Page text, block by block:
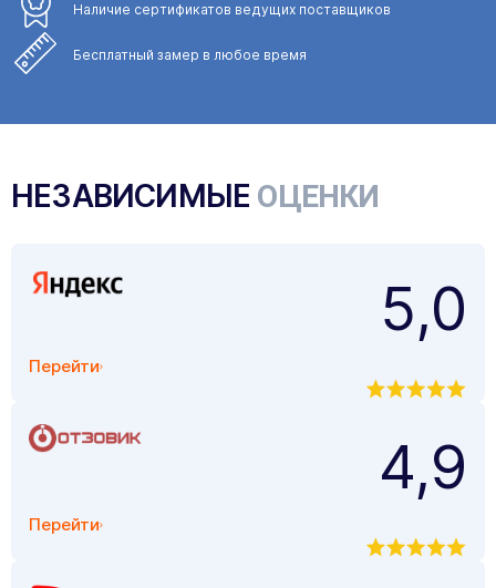
Наличие сертификатов ведущих поставщиков
Бесплатный замер в любое время
НЕЗАВИСИМЫЕ ОЦЕНКИ
Перейти
5,0
Перейти
4,9